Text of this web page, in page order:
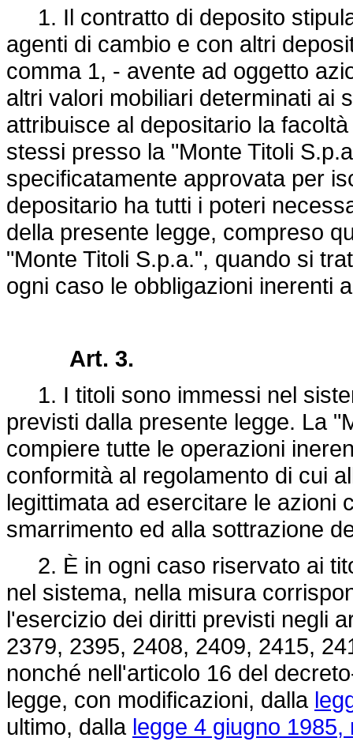
1. Il contratto di deposito
agenti di cambio e con altri
comma 1, - avente ad oggetto
altri valori mobiliari determinati ai
attribuisce al depositario la
stessi presso la "Monte Titoli
specificatamente approvata per
depositario ha tutti i poteri
della presente legge, compreso
"Monte Titoli S.p.a.", quando si
ogni caso le obbligazioni inerenti
Art. 3.
1. I titoli sono immessi nel
previsti dalla presente legge. La
compiere tutte le operazioni
conformità al regolamento di cui
legittimata ad esercitare le azioni
smarrimento ed alla sottrazione
2. È in ogni caso riservato ai
nel sistema, nella misura
l'esercizio dei diritti previsti negli
2379, 2395, 2408, 2409, 2415,
nonché nell'articolo 16 del
legge, con modificazioni, dalla
ultimo, dalla legge 4 giugno 1985,